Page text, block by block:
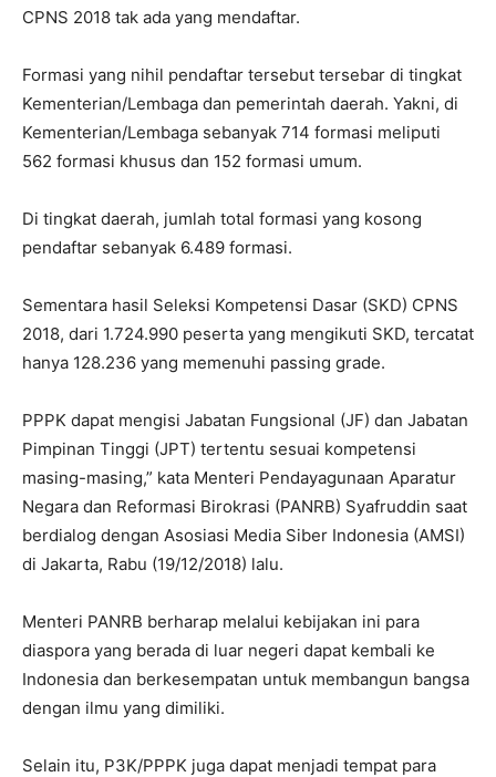
CPNS 2018 tak ada yang mendaftar.
Formasi yang nihil pendaftar tersebut tersebar di tingkat
Kementerian/Lembaga dan pemerintah daerah. Yakni, di
Kementerian/Lembaga sebanyak 714 formasi meliputi
562 formasi khusus dan 152 formasi umum.
Di tingkat daerah, jumlah total formasi yang kosong
pendaftar sebanyak 6.489 formasi.
Sementara hasil Seleksi Kompetensi Dasar (SKD) CPNS
2018, dari 1.724.990 peserta yang mengikuti SKD, tercatat
hanya 128.236 yang memenuhi passing grade.
PPPK dapat mengisi Jabatan Fungsional (JF) dan Jabatan
Pimpinan Tinggi (JPT) tertentu sesuai kompetensi
masing-masing,” kata Menteri Pendayagunaan Aparatur
Negara dan Reformasi Birokrasi (PANRB) Syafruddin saat
berdialog dengan Asosiasi Media Siber Indonesia (AMSI)
di Jakarta, Rabu (19/12/2018) lalu.
Menteri PANRB berharap melalui kebijakan ini para
diaspora yang berada di luar negeri dapat kembali ke
Indonesia dan berkesempatan untuk membangun bangsa
dengan ilmu yang dimiliki.
Selain itu, P3K/PPPK juga dapat menjadi tempat para